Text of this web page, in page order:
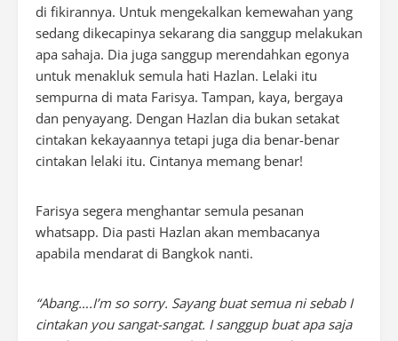
di fikirannya. Untuk mengekalkan kemewahan yang
sedang dikecapinya sekarang dia sanggup melakukan
apa sahaja. Dia juga sanggup merendahkan egonya
untuk menakluk semula hati Hazlan. Lelaki itu
sempurna di mata Farisya. Tampan, kaya, bergaya
dan penyayang. Dengan Hazlan dia bukan setakat
cintakan kekayaannya tetapi juga dia benar-benar
cintakan lelaki itu. Cintanya memang benar!
Farisya segera menghantar semula pesanan
whatsapp. Dia pasti Hazlan akan membacanya
apabila mendarat di Bangkok nanti.
“Abang….I’m so sorry. Sayang buat semua ni sebab I
cintakan you sangat-sangat. I sanggup buat apa saja